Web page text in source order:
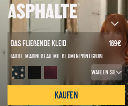
Das Fließende Kleid 169€
Farbe:Marineblau mit BlumenprintGröße
Wählen Sie
Kaufen